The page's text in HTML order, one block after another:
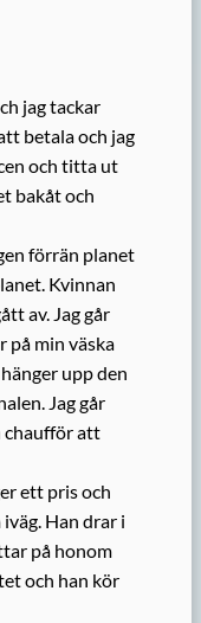
jag tackar
betala och jag
och titta ut
bakåt och
förrän planet
Kvinnan
av. Jag går
på min väska
upp den
Jag går
chaufför att
ett pris och
Han drar i
på honom
och han kör